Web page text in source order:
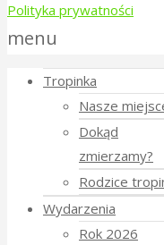
Polityka prywatności
Back
Top
menu
Tropinka
Nasze
Dokąd
zmierzamy?
Rodzice
Wydarzenia
Rok 2026